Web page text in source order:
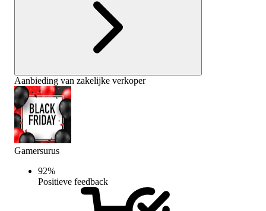
Aanbieding van zakelijke verkoper
Gamersurus
92%
Positieve feedback